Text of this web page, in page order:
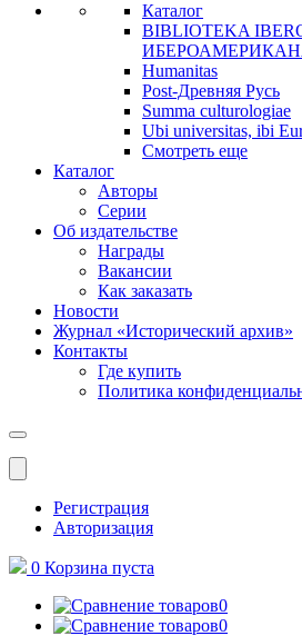
Каталог
BIBLIOTEKA
Humanitas
Post-Древняя Русь
Summa culturologiae
Ubi universitas, ibi
Смотреть еще
Каталог
Авторы
Серии
Об издательстве
Награды
Вакансии
Как заказать
Новости
Журнал «Исторический архив»‎
Контакты
Где купить
Политика
Меню
Регистрация
Авторизация
0 Корзина пуста
0
0